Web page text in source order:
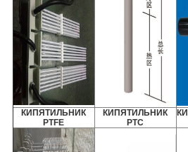
КИПЯТИЛЬНИК
PTFE
КИПЯТИЛЬНИК
PTC